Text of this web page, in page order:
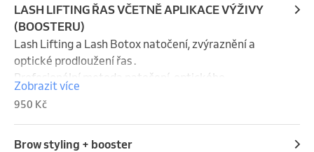
produkce kolagenu v pleti.Allantoin a panthenol
zklidňuje iritace a předchází šupinkatění.vhodný i
přes letní dny . V ceně je i depilace voskem
(obličejová část ) a barvení řas i obočí . Krk a dekolt +
200kč
LASH LIFTING ŘAS VČETNĚ APLIKACE VÝŽIVY
(BOOSTERU)
Lash Lifting a Lash Botox natočení, zvýraznění a
optické prodloužení řas .
Profesionální metoda natočení, optického
prodloužení a zvýraznění vašich řas, které budou
navíc vyživené látkami podporujícími jejich růst a
sílu. Ideální řešení pro ty co si chtějí ušetřit čas s
řasenkou .
Zobrazit více
950 Kč
Brow styling + booster